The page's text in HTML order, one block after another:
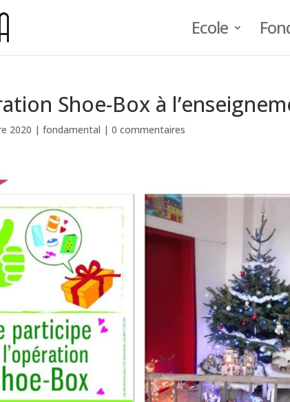
Ecole
Shoe-Box à
2020 |fondamental |0 commentaires